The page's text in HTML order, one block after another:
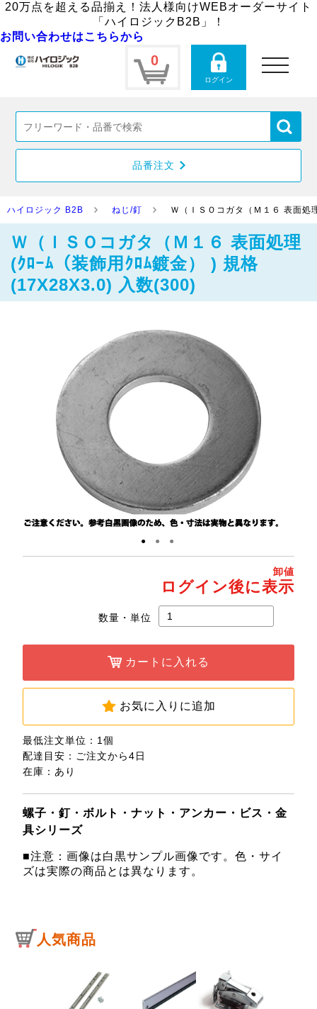
20万点を超える品揃え！法人様向けWEBオーダーサイト
「ハイロジックB2B」！
お問い合わせはこちらから
0
ログイン
toggle
navigation
品番注文
ハイロジック B2B ねじ/釘 Ｗ（ＩＳＯコガタ（Ｍ１６ 表面
Ｗ（ＩＳＯコガタ（Ｍ１６ 表面処理
(ｸﾛｰﾑ（装飾用ｸﾛﾑ鍍金） ) 規格
(17X28X3.0) 入数(300)
● ● ●
卸値
ログイン後に表示
数量・単位
カートに入れる
お気に入りに追加
最低注文単位：1個
配達目安：ご注文から4日
在庫：あり
螺子・釘・ボルト・ナット・アンカー・ビス・金
具シリーズ
■注意：画像は白黒サンプル画像です。色・サイ
ズは実際の商品とは異なります。
人気商品